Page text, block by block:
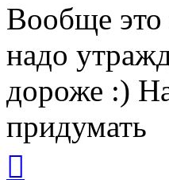
Вообще это
надо
дороже :)
придумать